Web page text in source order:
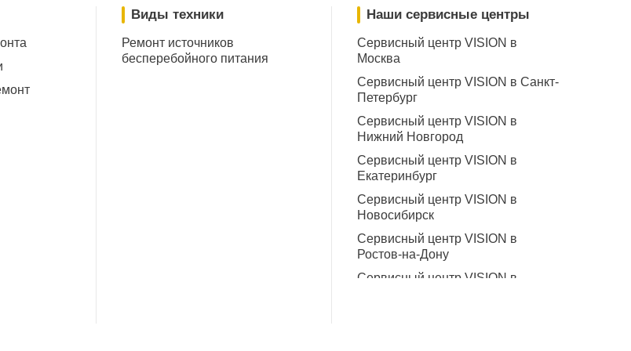
Виды техники
Ремонт источников
бесперебойного питания
Наши сервисные центры
Сервисный центр VISION в
Москва
Сервисный центр VISION в Санкт-
Петербург
Сервисный центр VISION в
Нижний Новгород
Сервисный центр VISION в
Екатеринбург
Сервисный центр VISION в
Новосибирск
Сервисный центр VISION в
Ростов-на-Дону
Сервисный центр VISION в